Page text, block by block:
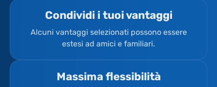
Condividi i tuoi vantaggi
Alcuni vantaggi selezionati possono essere
estesi ad amici e familiari.
Massima flessibilità